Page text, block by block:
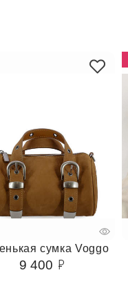
сумка Voggo
9 400